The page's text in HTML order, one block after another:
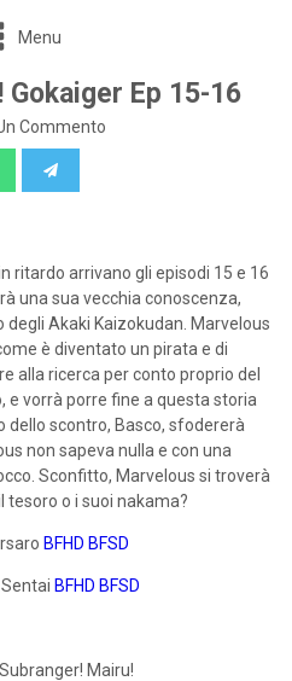
Menu
Ep 15-16
Commento
ritardo arrivano gli episodi 15 e 16
una sua vecchia conoscenza,
Akaki Kaizokudan. Marvelous
è diventato un pirata e di
alla ricerca per conto proprio del
e vorrà porre fine a questa storia
scontro, Basco, sfodererà
non sapeva nulla e con una
Sconfitto, Marvelous si troverà
tesoro o i suoi nakama?
BFHD BFSD
BFHD BFSD
Mairu!